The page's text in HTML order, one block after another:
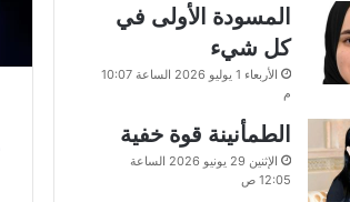
المسودة الأولى في
كل شيء
الأربعاء 1 يوليو 2026 الساعة 10:07
م
الطمأنينة قوة خفية
الإثنين 29 يونيو 2026 الساعة
12:05 ص